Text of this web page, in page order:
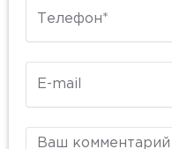
Комментарий